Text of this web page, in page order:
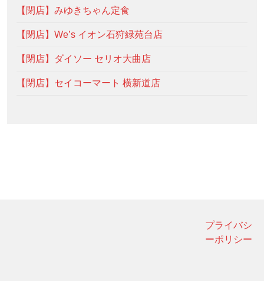
【閉店】みゆきちゃん定食
【閉店】We’s イオン石狩緑苑台店
【閉店】ダイソー セリオ大曲店
【閉店】セイコーマート 横新道店
プライバシ
ーポリシー